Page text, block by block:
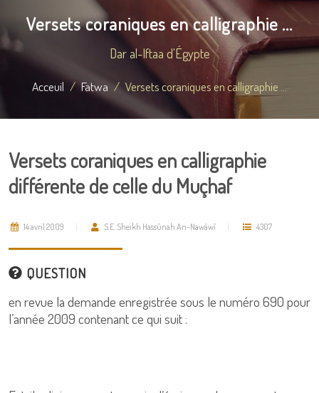
Versets coraniques en calligraphie ...
Dar al-Iftaa d'Égypte
Acceuil Fatwa Versets coraniques en calligraphie ...
Versets coraniques en calligraphie
différente de celle du Muçhaf
14 avril 2009 S.E. Sheikh Hassûnah An-Nawâwî 4307
QUESTION
en revue la demande enregistrée sous le numéro 690 pour
l’année 2009 contenant ce qui suit :